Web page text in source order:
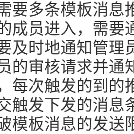
要多条模板消息
成员进入，需要
及时地通知管理
的审核请求并通
每次触发的到的
触发下发的消息
模板消息的发送